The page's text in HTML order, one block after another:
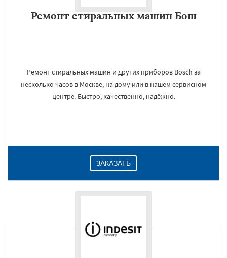
Ремонт стиральных машин Бош
Ремонт стиральных машин и других приборов Bosch за
несколько часов в Москве, на дому или в нашем сервисном
центре. Быстро, качественно, надёжно.
ЗАКАЗАТЬ